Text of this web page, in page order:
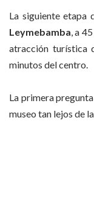
La siguiente etapa
Leymebamba, a
atracción turística
minutos del centro.
La primera
museo tan lejos de